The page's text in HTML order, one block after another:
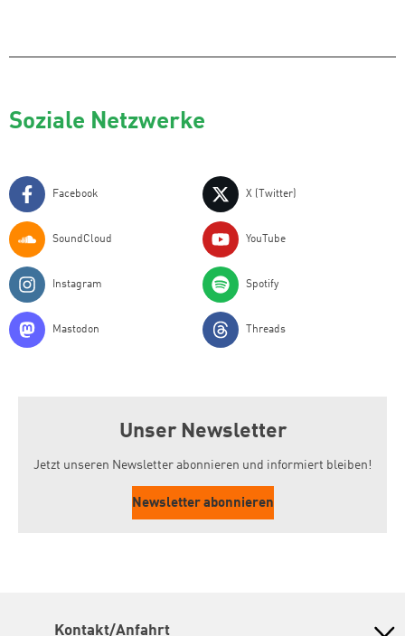
Soziale Netzwerke
Facebook X (Twitter)
SoundCloud YouTube
Instagram Spotify
Mastodon Threads
Unser Newsletter
Jetzt unseren Newsletter abonnieren und informiert bleiben!
Newsletter abonnieren
Kontakt/Anfahrt